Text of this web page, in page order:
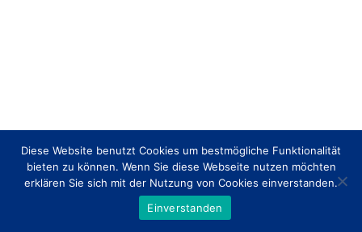
Diese Website benutzt Cookies um bestmögliche Funktionalität
bieten zu können. Wenn Sie diese Webseite nutzen möchten
erklären Sie sich mit der Nutzung von Cookies einverstanden.
Einverstanden